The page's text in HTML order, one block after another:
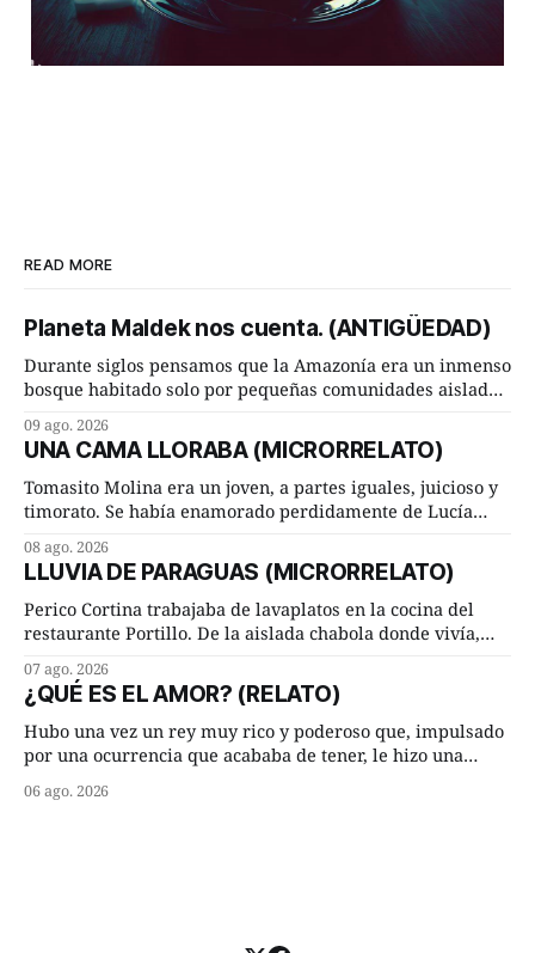
READ MORE
Planeta Maldek nos cuenta. (ANTIGÜEDAD)
Durante siglos pensamos que la Amazonía era un inmenso
bosque habitado solo por pequeñas comunidades aisladas.
incompleta. Un equipo internacional de arqueólogos,
liderado por el investigador finlandés Martti Pärssinen,
de la Universidad de Helsinki, junto con especialistas de
Brasil y
09 ago. 2026
UNA CAMA LLORABA (MICRORRELATO)
Tomasito Molina era un joven, a partes iguales, juicioso y
timorato. Se había enamorado perdidamente de Lucía
ambos les iba de maravilla. Pero mantenían absoluta
discrepancia en un deseo ineluctable por parte de ella.
Lucía Arriate quería que ellos
08 ago. 2026
LLUVIA DE PARAGUAS (MICRORRELATO)
Perico Cortina trabajaba de lavaplatos en la cocina del
restaurante Portillo. De la aislada chabola donde vivía,
cuarto de hora andando a buen paso. Cierta noche,
terminada su jornada laboral caminaba él hacía su mísera
morada cundo comenzó a llover
07 ago. 2026
¿QUÉ ES EL AMOR? (RELATO)
Hubo una vez un rey muy rico y poderoso que, impulsado
por una ocurrencia que acababa de tener, le hizo una
Dime, hombre sabio, ¿qué es el amor según tú? Su
06 ago. 2026